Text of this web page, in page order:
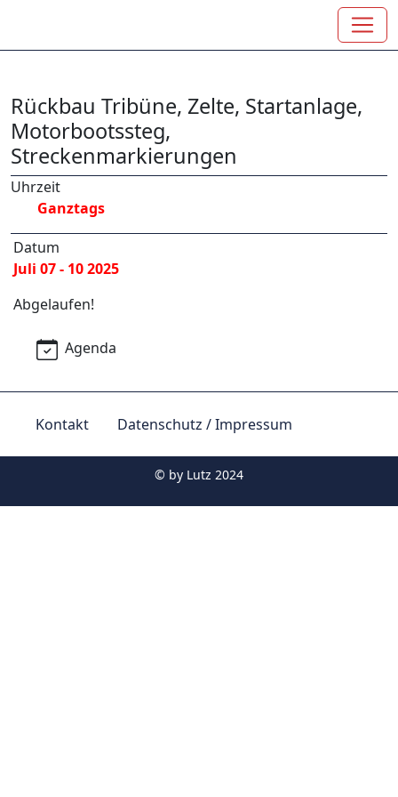
Rückbau Tribüne, Zelte, Startanlage,
Motorbootssteg,
Streckenmarkierungen
Uhrzeit
Ganztags
Datum
Juli 07 - 10 2025
Abgelaufen!
Agenda
Kontakt Datenschutz / Impressum
© by Lutz 2024